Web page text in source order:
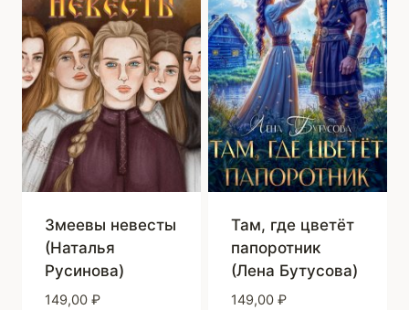
Змеевы невесты
(Наталья
Русинова)
149,00 ₽
Там, где цветёт
папоротник
(Лена Бутусова)
149,00 ₽